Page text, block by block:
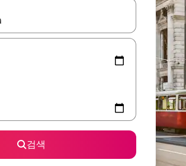
래 화살표 키를 사용하거나 터치 또는 스와이프
검색